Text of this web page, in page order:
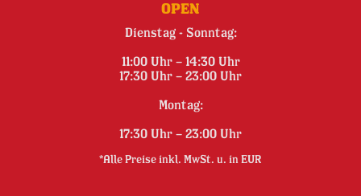
OPEN
Dienstag - Sonntag:
11:00 Uhr – 14:30 Uhr
17:30 Uhr – 23:00 Uhr
Montag:
17:30 Uhr – 23:00 Uhr
*Alle Preise inkl. MwSt. u. in EUR